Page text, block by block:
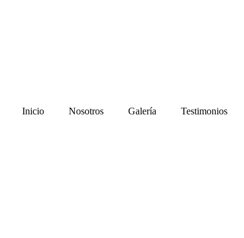
Inicio Nosotros Galería Testimonios